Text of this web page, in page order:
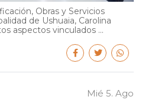
Obras y Servicios
de Ushuaia, Carolina
aspectos vinculados ...
Mié 5. Ago